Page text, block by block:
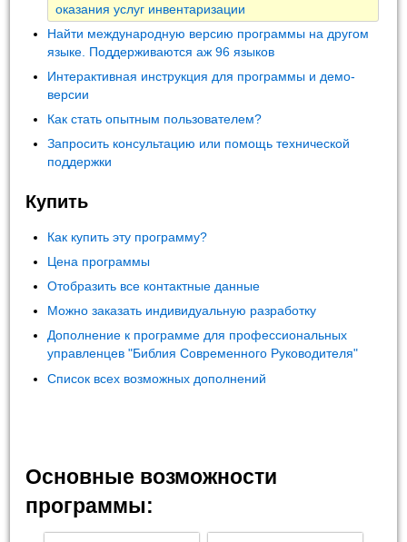
оказания услуг инвентаризации
Найти международную версию программы на другом
языке. Поддерживаются аж 96 языков
Интерактивная инструкция для программы и демо-
версии
Как стать опытным пользователем?
Запросить консультацию или помощь технической
поддержки
Купить
Как купить эту программу?
Цена программы
Отобразить все контактные данные
Можно заказать индивидуальную разработку
Дополнение к программе для профессиональных
управленцев "Библия Современного Руководителя"
Список всех возможных дополнений
Основные возможности
программы: